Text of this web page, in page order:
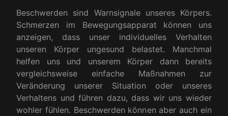
Beschwerden sind Warnsignale unseres Körpers.
Schmerzen im Bewegungsapparat können uns
anzeigen, dass unser individuelles Verhalten
unseren Körper ungesund belastet. Manchmal
helfen uns und unserem Körper dann bereits
vergleichsweise einfache Maßnahmen zur
Veränderung unserer Situation oder unseres
Verhaltens und führen dazu, dass wir uns wieder
wohler fühlen. Beschwerden können aber auch ein